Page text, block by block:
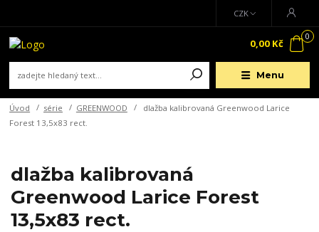
Menu
CZK
0
0,00 Kč
Úvod série GREENWOOD
dlažba kalibrovaná Greenwood Larice
Forest 13,5x83 rect.
dlažba kalibrovaná
Greenwood Larice Forest
13,5x83 rect.